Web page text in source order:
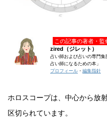
この記事の著者・監
zired（ジレット）
占い師および占いの専門
占い師になるための本」
プロフィール ・ 編集指針
ホロスコープは、中心から放
区切られています。